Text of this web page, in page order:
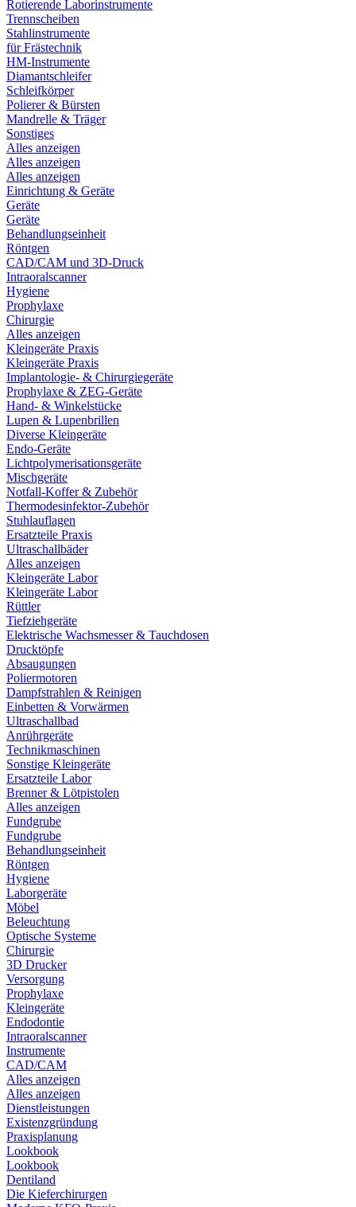
Rotierende Laborinstrumente
Trennscheiben
Stahlinstrumente
für Frästechnik
HM-Instrumente
Diamantschleifer
Schleifkörper
Polierer & Bürsten
Mandrelle & Träger
Sonstiges
Alles anzeigen
Alles anzeigen
Alles anzeigen
Einrichtung & Geräte
Geräte
Geräte
Behandlungseinheit
Röntgen
CAD/CAM und 3D-Druck
Intraoralscanner
Hygiene
Prophylaxe
Chirurgie
Alles anzeigen
Kleingeräte Praxis
Kleingeräte Praxis
Implantologie- & Chirurgiegeräte
Prophylaxe & ZEG-Geräte
Hand- & Winkelstücke
Lupen & Lupenbrillen
Diverse Kleingeräte
Endo-Geräte
Lichtpolymerisationsgeräte
Mischgeräte
Notfall-Koffer & Zubehör
Thermodesinfektor-Zubehör
Stuhlauflagen
Ersatzteile Praxis
Ultraschallbäder
Alles anzeigen
Kleingeräte Labor
Kleingeräte Labor
Rüttler
Tiefziehgeräte
Elektrische Wachsmesser & Tauchdosen
Drucktöpfe
Absaugungen
Poliermotoren
Dampfstrahlen & Reinigen
Einbetten & Vorwärmen
Ultraschallbad
Anrührgeräte
Technikmaschinen
Sonstige Kleingeräte
Ersatzteile Labor
Brenner & Lötpistolen
Alles anzeigen
Fundgrube
Fundgrube
Behandlungseinheit
Röntgen
Hygiene
Laborgeräte
Möbel
Beleuchtung
Optische Systeme
Chirurgie
3D Drucker
Versorgung
Prophylaxe
Kleingeräte
Endodontie
Intraoralscanner
Instrumente
CAD/CAM
Alles anzeigen
Alles anzeigen
Dienstleistungen
Existenzgründung
Praxisplanung
Lookbook
Lookbook
Dentiland
Die Kieferchirurgen